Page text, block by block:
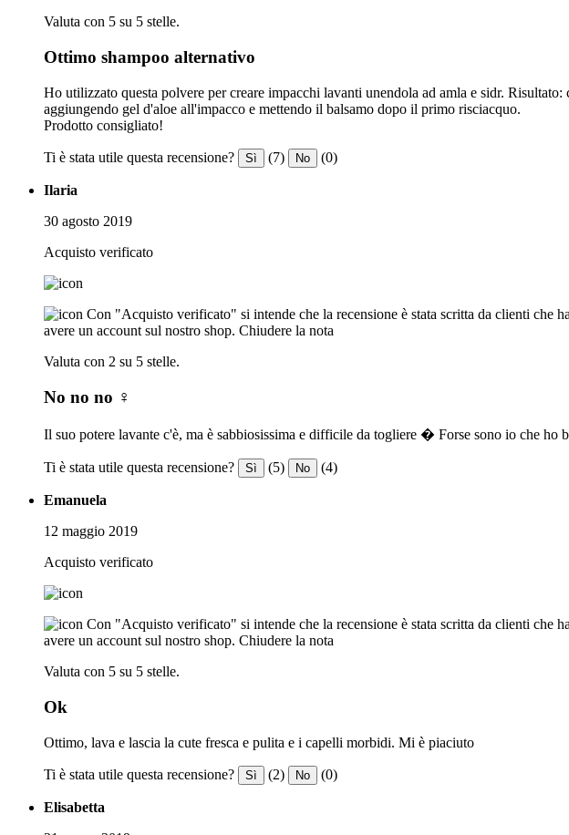
Valuta con 5 su 5 stelle.
Ottimo shampoo alternativo
Ho utilizzato questa polvere per creare impacchi lavanti unendola ad amla e sidr.
aggiungendo gel d'aloe all'impacco e mettendo il balsamo dopo il primo risciacquo.
Prodotto consigliato!
Ti è stata utile questa recensione? Sì (7) No (0)
Ilaria
30 agosto 2019
Acquisto verificato
Con "Acquisto verificato" si intende che la recensione è stata scritta da clienti che
avere un account sul nostro shop. Chiudere la nota
Valuta con 2 su 5 stelle.
No no no ♀️
Il suo potere lavante c'è, ma è sabbiosissima e difficile da togliere � Forse sono io che ho
Ti è stata utile questa recensione? Sì (5) No (4)
Emanuela
12 maggio 2019
Acquisto verificato
Con "Acquisto verificato" si intende che la recensione è stata scritta da clienti che
avere un account sul nostro shop. Chiudere la nota
Valuta con 5 su 5 stelle.
Ok
Ottimo, lava e lascia la cute fresca e pulita e i capelli morbidi. Mi è piaciuto
Ti è stata utile questa recensione? Sì (2) No (0)
Elisabetta